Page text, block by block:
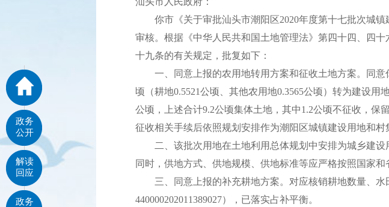
你市《关于审批汕头市潮阳区2020年度第十七批次城镇
审核。根据《中华人民共和国土地管理法》第四十四、四
十九条的有关规定，批复如下：
一、同意上报的农用地转用方案和征收土地方案。同意
顷（耕地0.5521公顷、其他农用地0.3565公顷）转为建设用
公顷，上述合计9.2公顷集体土地，其中1.2公顷不征收，
征收相关手续后依照规划安排作为潮阳区城镇建设用地和村
二、该批次用地在土地利用总体规划中安排为城乡建设
同时，供地方式、供地规模、供地标准等应严格按照国家
三、同意上报的补充耕地方案。对应核销耕地数量、水
440000202011389027），已落实占补平衡。
政务
公开
解读
回应
政务